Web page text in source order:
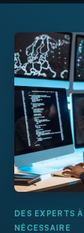
DES EXPERTS
NÉCESSAIRE